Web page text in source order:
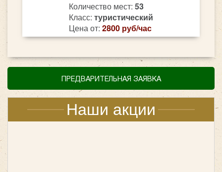
ПРЕДВАРИТЕЛЬНАЯ ЗАЯВКА
Наши акции
Количество мест: 53
Класс: туристический
Цена от: 2800 руб/час